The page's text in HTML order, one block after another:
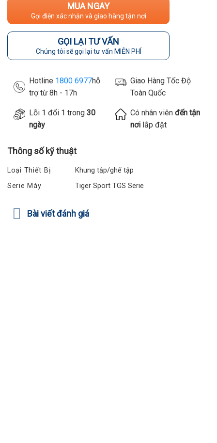
MUA NGAY
Gọi điện xác nhận và giao hàng tận nơi
GỌI LẠI TƯ VẤN
Chúng tôi sẽ gọi lại tư vấn MIỄN PHÍ
Hotline 1800 6977hỗ
trợ từ 8h - 17h
Giao Hàng Tốc Độ
Toàn Quốc
Lỗi 1 đổi 1 trong 30
ngày
Có nhân viên đến tận
nơilắp đặt
Thông số kỹ thuật
Loại Thiết Bị
Khung tập/ghế tập
Serie Máy
Tiger Sport TGS Serie
Bài viết đánh giá